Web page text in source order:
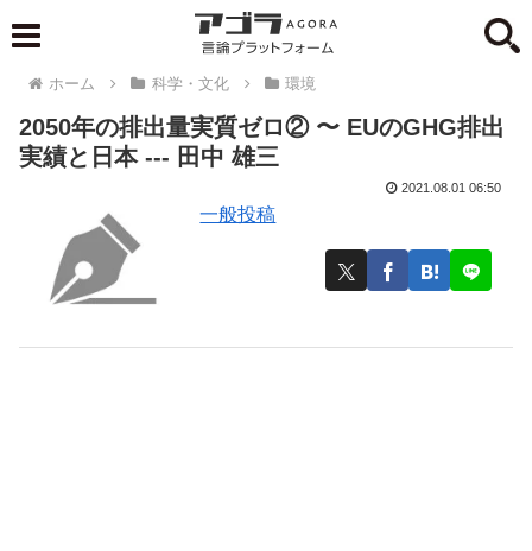
ホーム 科学・文化 環境
2050年の排出量実質ゼロ② 〜 EUのGHG排出
実績と日本 --- 田中 雄三
一般投稿
2021.08.01 06:50